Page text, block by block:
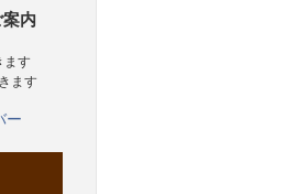
内
ます
ます
ー